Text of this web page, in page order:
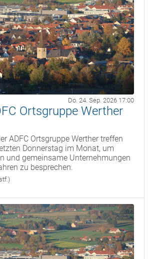
Do. 24. Sep. 2026 17:00
Ortsgruppe Werther
ADFC Ortsgruppe Werther treffen
Donnerstag im Monat, um
und gemeinsame Unternehmungen
zu besprechen.